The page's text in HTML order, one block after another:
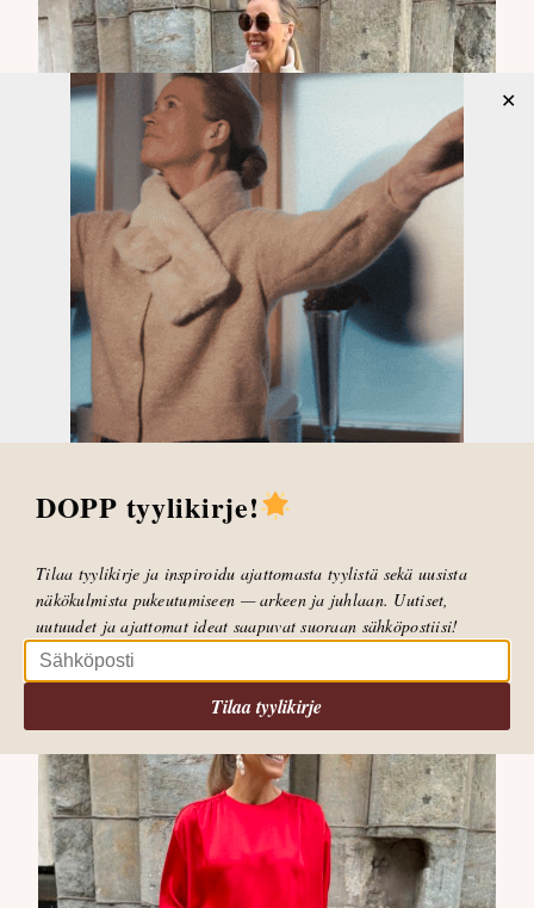
LUE POSTAUS
DOPP tyylikirje!
Tilaa tyylikirje ja inspiroidu ajattomasta tyylistä sekä uusista
näkökulmista pukeutumiseen — arkeen ja juhlaan. Uutiset,
uutuudet ja ajattomat ideat saapuvat suoraan sähköpostiisi!
Tilaa tyylikirje
✕